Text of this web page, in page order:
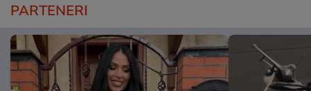
PARTENERI